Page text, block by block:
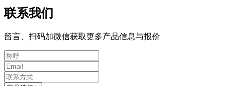
联系我们
留言、扫码加微信获取更多产品信息与报价